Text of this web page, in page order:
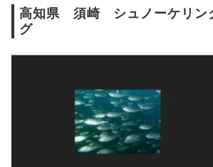
高知県 須崎 シュノーケリン
グ